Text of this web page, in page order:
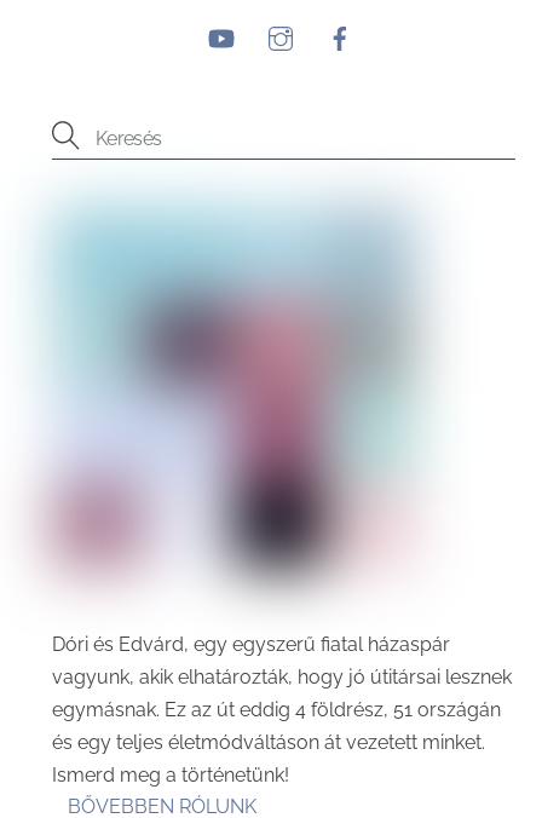
YouTubeInstagram
Dóri és Edvárd, egy egyszerű fiatal házaspár
vagyunk, akik elhatározták, hogy jó útitársai lesznek
egymásnak. Ez az út eddig 4 földrész, 51 országán
és egy teljes életmódváltáson át vezetett minket.
Ismerd meg a történetünk!
BŐVEBBEN RÓLUNK